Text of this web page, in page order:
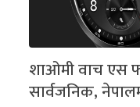
शाओमी वाच एस
सार्वजनिक,